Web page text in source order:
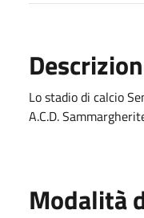
Lo stadio di calcio
A.C.D.
Modalità